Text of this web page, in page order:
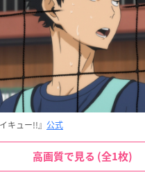
キュー!!』 公式
高画質で見る (全1枚)